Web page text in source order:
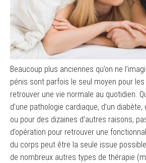
Beaucoup plus anciennes qu’on ne
pénis sont parfois le seul moyen pour
retrouver une vie normale au quotidien.
d’une pathologie cardiaque, d’un
ou pour des dizaines d’autres raisons,
d’opération pour retrouver une
du corps peut être la seule issue
de nombreux autres types de thérapie